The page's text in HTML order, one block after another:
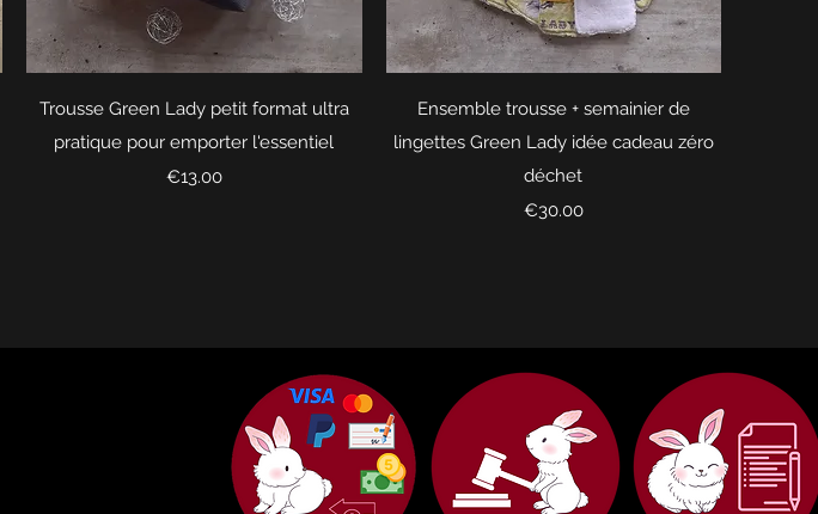
Quick View
Trousse Green Lady petit format ultra
pratique pour emporter l'essentiel
Price
€13.00
Quick View
Ensemble trousse + semainier de
lingettes Green Lady idée cadeau zéro
déchet
Price
€30.00